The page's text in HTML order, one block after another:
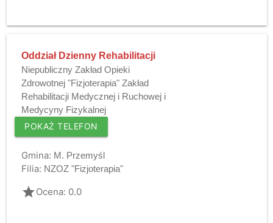
Oddział Dzienny Rehabilitacji
Niepubliczny Zakład Opieki
Zdrowotnej "Fizjoterapia" Zakład
Rehabilitacji Medycznej i Ruchowej i
Medycyny Fizykalnej
POKAŻ TELEFON
Gmina: M. Przemyśl
Filia: NZOZ "Fizjoterapia"
gradeOcena: 0.0